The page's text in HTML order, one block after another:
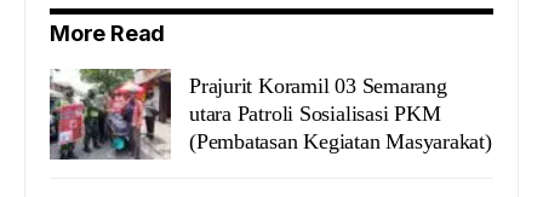
More Read
Prajurit Koramil 03 Semarang
utara Patroli Sosialisasi PKM
(Pembatasan Kegiatan Masyarakat)